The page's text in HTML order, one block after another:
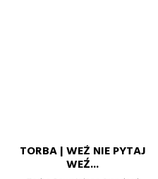
TORBA | WEŹ NIE PYTAJ
WEŹ...